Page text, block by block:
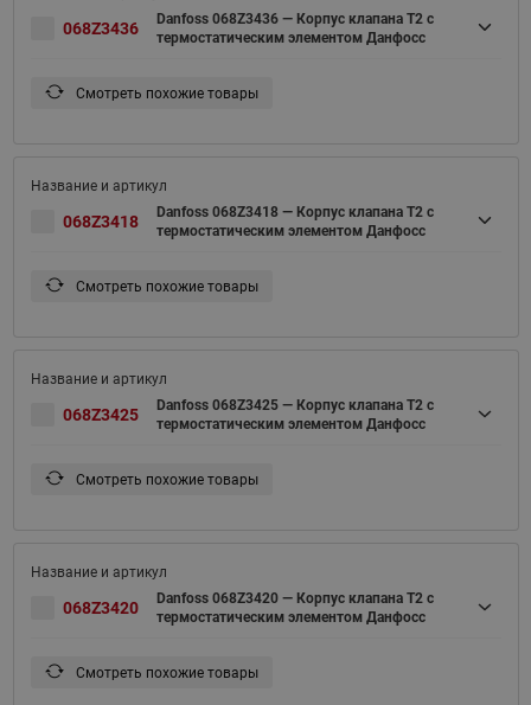
068Z3436
Danfoss 068Z3436 — Корпус клапана T2 с
термостатическим элементом Данфосс
Смотреть похожие товары
068Z3418
Danfoss 068Z3418 — Корпус клапана T2 с
термостатическим элементом Данфосс
Смотреть похожие товары
068Z3425
Danfoss 068Z3425 — Корпус клапана T2 с
термостатическим элементом Данфосс
Смотреть похожие товары
068Z3420
Danfoss 068Z3420 — Корпус клапана T2 с
термостатическим элементом Данфосс
Смотреть похожие товары